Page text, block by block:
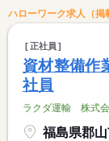
ハローワーク求人（掲
正社員
資材整備作
社員
ラクダ運輸 株式
福島県郡